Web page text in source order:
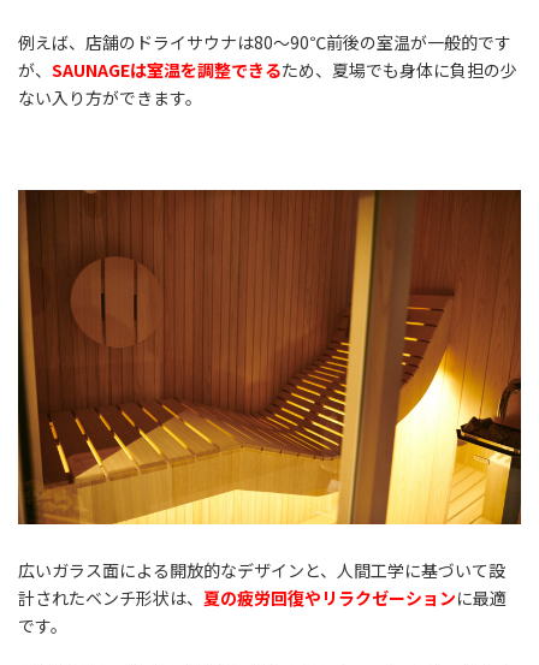
例えば、店舗のドライサウナは80～90℃前後の室温が一般的です
が、 SAUNAGEは室温を調整できるため、夏場でも身体に負担の少
ない入り方ができます。
広いガラス面による開放的なデザインと、人間工学に基づいて設
計されたベンチ形状は、 夏の疲労回復やリラクゼーションに最適
です。